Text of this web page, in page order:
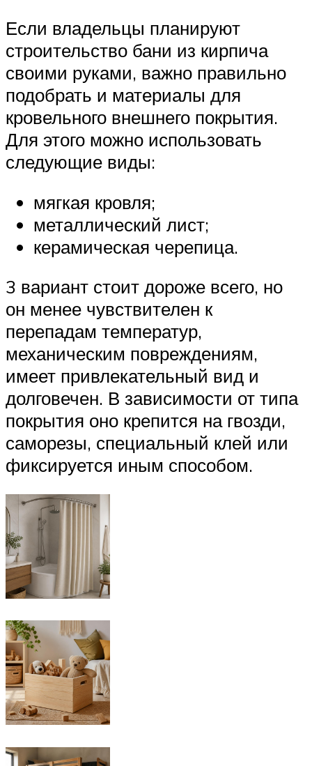
Если владельцы планируют
строительство бани из кирпича
своими руками, важно правильно
подобрать и материалы для
кровельного внешнего покрытия.
Для этого можно использовать
следующие виды:
мягкая кровля;
металлический лист;
керамическая черепица.
3 вариант стоит дороже всего, но
он менее чувствителен к
перепадам температур,
механическим повреждениям,
имеет привлекательный вид и
долговечен. В зависимости от типа
покрытия оно крепится на гвозди,
саморезы, специальный клей или
фиксируется иным способом.